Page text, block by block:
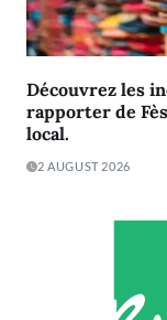
Découvrez les
rapporter de
local.
2 AUGUST 2026